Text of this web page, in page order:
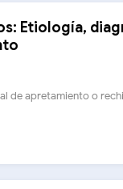
Etiología,
de apretamiento o